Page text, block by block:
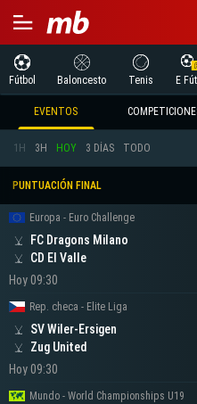
Fútbol Baloncesto Tenis E
EVENTOS
1H 3H HOY 3 DÍAS TODO
PUNTUACIÓN FINAL
Europa - Euro Challenge
FC Dragons Milano
CD El Valle
Hoy 09:30
Rep. checa - Elite Liga
SV Wiler-Ersigen
Zug United
Hoy 09:30
Mundo - World Championships U19